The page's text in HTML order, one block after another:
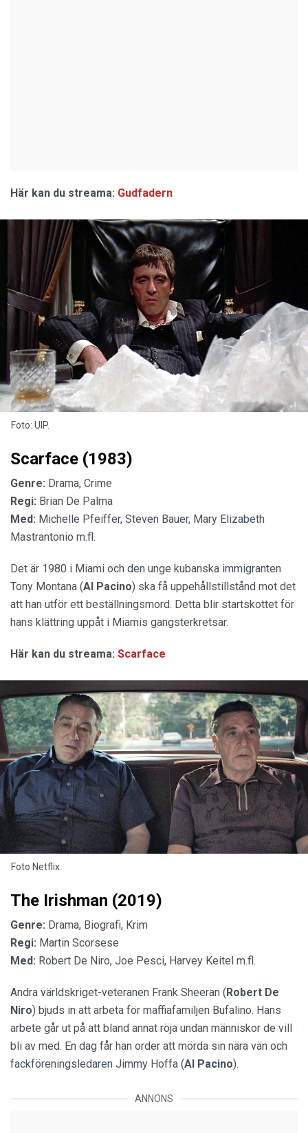
Här kan du streama: Gudfadern
Foto: UIP.
Scarface (1983)
Genre: Drama, Crime
Regi: Brian De Palma
Med: Michelle Pfeiffer, Steven Bauer, Mary Elizabeth
Mastrantonio m.fl.
Det är 1980 i Miami och den unge kubanska immigranten
Tony Montana (Al Pacino) ska få uppehållstillstånd mot det
att han utför ett beställningsmord. Detta blir startskottet för
hans klättring uppåt i Miamis gangsterkretsar.
Här kan du streama: Scarface
Foto Netflix.
The Irishman (2019)
Genre: Drama, Biografi, Krim
Regi: Martin Scorsese
Med: Robert De Niro, Joe Pesci, Harvey Keitel m.fl.
Andra världskriget-veteranen Frank Sheeran ( Robert De
Niro) bjuds in att arbeta för maffiafamiljen Bufalino. Hans
arbete går ut på att bland annat röja undan människor de vill
bli av med. En dag får han order att mörda sin nära vän och
fackföreningsledaren Jimmy Hoffa (Al Pacino).
ANNONS